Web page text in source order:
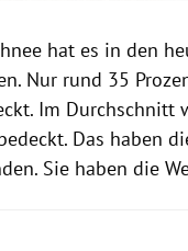
hat es in den
Nur rund 35
Im Durchschnitt
Das haben
Sie haben die